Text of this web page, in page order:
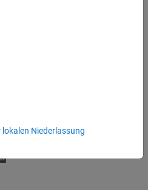
length is 2:43
Niederlassung